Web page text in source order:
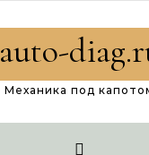
auto-
Механика под